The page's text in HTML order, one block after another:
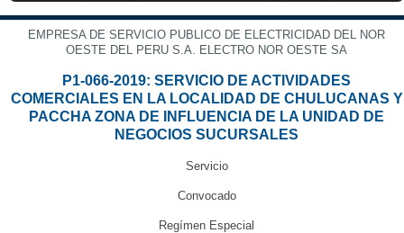
EMPRESA DE SERVICIO PUBLICO DE ELECTRICIDAD DEL NOR
OESTE DEL PERU S.A. ELECTRO NOR OESTE SA
P1-066-2019: SERVICIO DE ACTIVIDADES
COMERCIALES EN LA LOCALIDAD DE CHULUCANAS Y
PACCHA ZONA DE INFLUENCIA DE LA UNIDAD DE
NEGOCIOS SUCURSALES
Servicio
Convocado
Regímen Especial